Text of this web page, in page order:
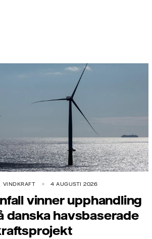
VINDKRAFT 4 AUGUSTI 2026
vinner upphandling
danska havsbaserade